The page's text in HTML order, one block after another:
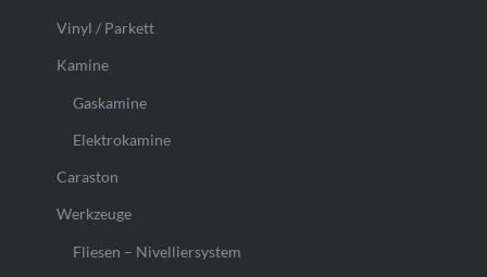
Vinyl / Parkett
Kamine
Gaskamine
Elektrokamine
Caraston
Werkzeuge
Fliesen – Nivelliersystem